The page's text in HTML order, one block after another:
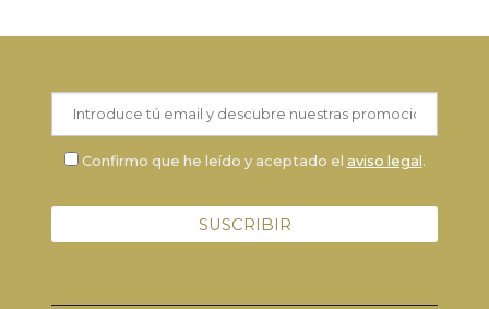
Confirmo que he leído y aceptado el aviso legal.